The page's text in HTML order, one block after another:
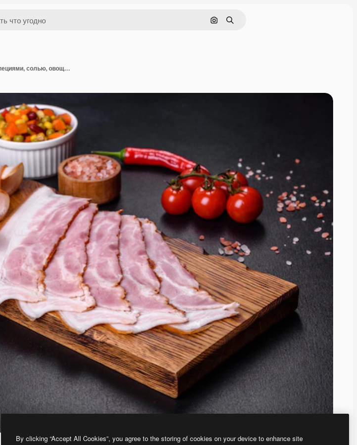
Поиск по изображению
Поиск
Ломтики вкусного сырого или соленого бекона со специями, солью, овощами и травами на деревянной разделочной доске
By clicking “Accept All Cookies”, you agree to the storing of cookies on your device to enhance site